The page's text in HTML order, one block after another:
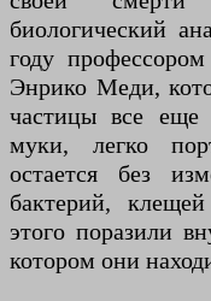
биологический
году
Энрико Меди,
частицы все еще
муки, легко
остается без
бактерий,
этого поразили
котором они